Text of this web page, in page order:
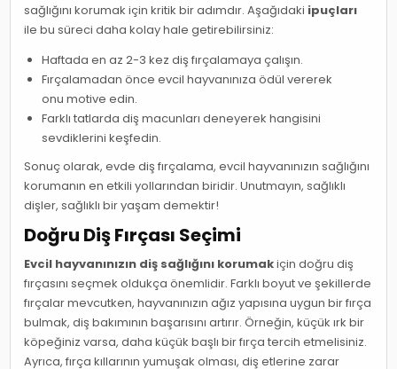
sağlığını korumak için kritik bir adımdır. Aşağıdaki ipuçları
ile bu süreci daha kolay hale getirebilirsiniz:
Haftada en az 2-3 kez diş fırçalamaya çalışın.
Fırçalamadan önce evcil hayvanınıza ödül vererek
onu motive edin.
Farklı tatlarda diş macunları deneyerek hangisini
sevdiklerini keşfedin.
Sonuç olarak, evde diş fırçalama, evcil hayvanınızın sağlığını
korumanın en etkili yollarından biridir. Unutmayın, sağlıklı
dişler, sağlıklı bir yaşam demektir!
Doğru Diş Fırçası Seçimi
Evcil hayvanınızın diş sağlığını korumakiçin doğru diş
fırçasını seçmek oldukça önemlidir. Farklı boyut ve şekillerde
fırçalar mevcutken, hayvanınızın ağız yapısına uygun bir fırça
bulmak, diş bakımının başarısını artırır. Örneğin, küçük ırk bir
köpeğiniz varsa, daha küçük başlı bir fırça tercih etmelisiniz.
Ayrıca, fırça kıllarının yumuşak olması, diş etlerine zarar